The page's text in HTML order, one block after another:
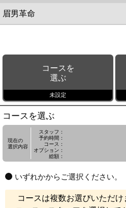
眉男革命
コースを
選ぶ
未設定
コースを選ぶ
現在の
選択内容
スタッフ：
予約時間：
コース：
オプション：
総額：
いずれかからご選択ください。
コースは複数お選びいただけ